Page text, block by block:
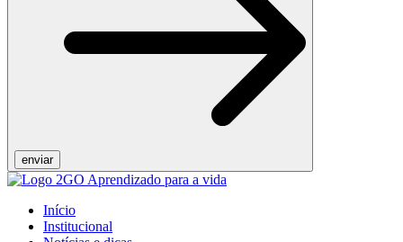
Início
Institucional